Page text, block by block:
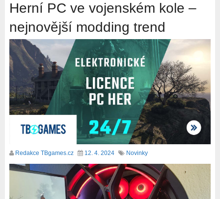
Herní PC ve vojenském kole –
nejnovější modding trend
Redakce TBgames.cz 12. 4. 2024 Novinky